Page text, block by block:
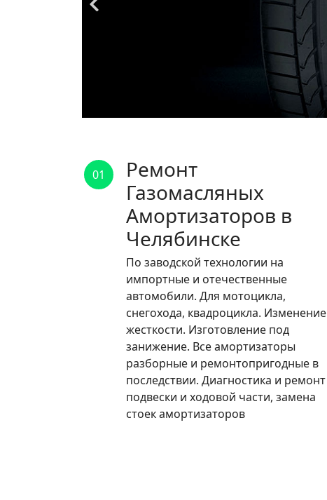
01
Ремонт
Газомасляных
Амортизаторов в
Челябинске
По заводской технологии на
импортные и отечественные
автомобили. Для мотоцикла,
снегохода, квадроцикла. Изменение
жесткости. Изготовление под
занижение. Все амортизаторы
разборные и ремонтопригодные в
последствии. Диагностика и ремонт
подвески и ходовой части, замена
стоек амортизаторов